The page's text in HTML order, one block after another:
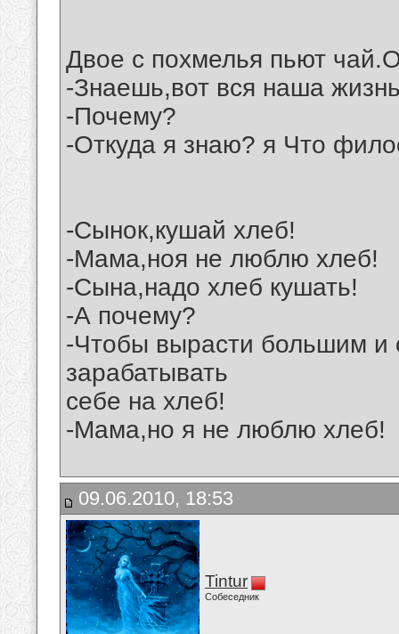
Двое с похмелья пьют
-Знаешь,вот вся наша
-Почему?
-Откуда я знаю? я Что
-Сынок,кушай хлеб!
-Мама,ноя не люблю хлеб!
-Сына,надо хлеб кушать!
-А почему?
-Чтобы вырасти большим и
зарабатывать
себе на хлеб!
-Мама,но я не люблю хлеб!
09.06.2010, 18:53
Tintur
Собеседник